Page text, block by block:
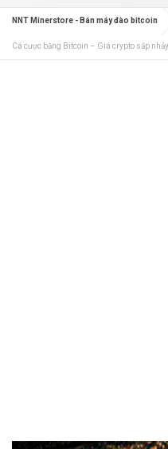
NNT Minerstore - Bán máy đào bitcoin
Cá cược bằng Bitcoin – Giá crypto sắp